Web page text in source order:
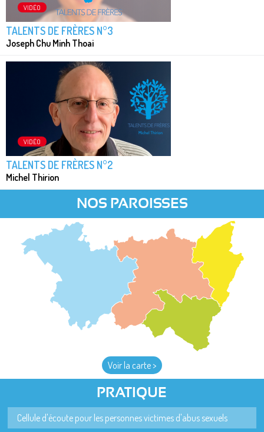
VIDÉO
TALENTS DE FRÈRES N°3
Joseph Chu Minh Thoai
VIDÉO
TALENTS DE FRÈRES N°2
Michel Thirion
NOS PAROISSES
Voir la carte >
PRATIQUE
Cellule d'écoute pour les personnes victimes d'abus sexuels